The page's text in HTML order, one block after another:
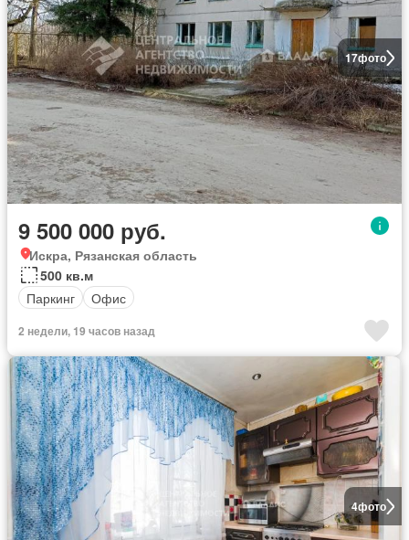
17фото
9 500 000 руб.
Искра, Рязанская область
500 кв.м
Паркинг
Офис
2 недели, 19 часов назад
4фото